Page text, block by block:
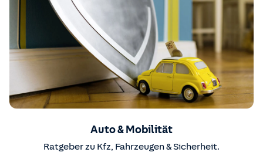
Auto & Mobilität
Ratgeber zu Kfz, Fahrzeugen & Sicherheit.